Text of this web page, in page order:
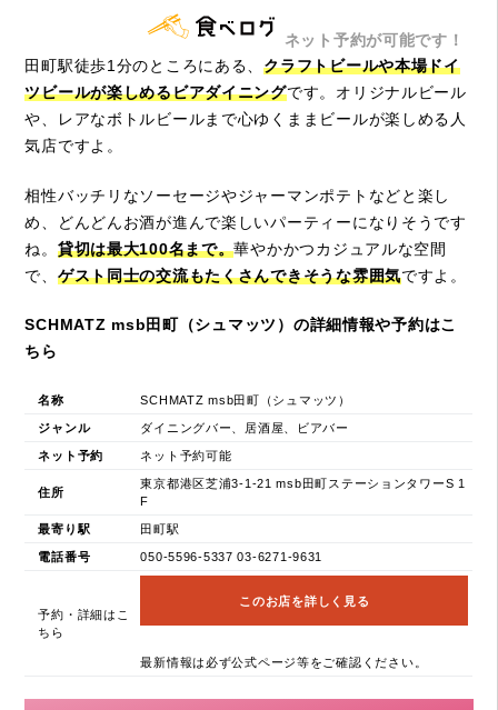
ネット予約が可能です！
田町駅徒歩1分のところにある、クラフトビールや本場ドイ
ツビールが楽しめるビアダイニングです。オリジナルビール
や、レアなボトルビールまで心ゆくままビールが楽しめる人
気店ですよ。
相性バッチリなソーセージやジャーマンポテトなどと楽し
め、どんどんお酒が進んで楽しいパーティーになりそうです
ね。 貸切は最大100名まで。華やかかつカジュアルな空間
で、 ゲスト同士の交流もたくさんできそうな雰囲気ですよ。
SCHMATZ msb田町（シュマッツ）の詳細情報や予約はこ
ちら
名称 SCHMATZ msb田町（シュマッツ）
ジャンル ダイニングバー、居酒屋、ビアバー
ネット予約 ネット予約可能
住所
東京都港区芝浦3-1-21 msb田町ステーションタワーS 1
F
最寄り駅 田町駅
電話番号 050-5596-5337 03-6271-9631
予約・詳細はこ
ちら
このお店を詳しく見る
最新情報は必ず公式ページ等をご確認ください。